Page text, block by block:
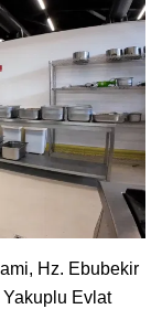
Hz. Ebubekir
Evlat